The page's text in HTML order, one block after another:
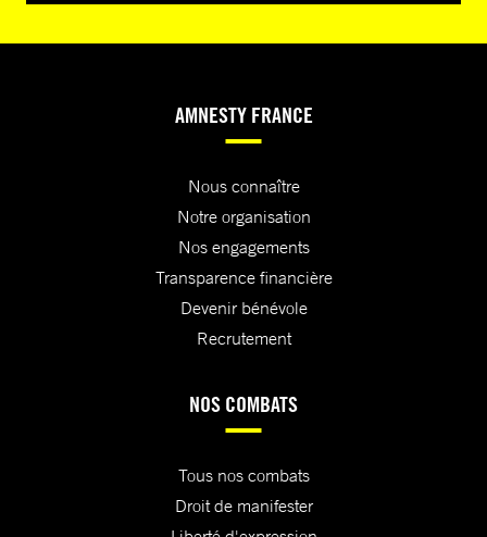
AMNESTY FRANCE
Nous connaître
Notre organisation
Nos engagements
Transparence financière
Devenir bénévole
Recrutement
NOS COMBATS
Tous nos combats
Droit de manifester